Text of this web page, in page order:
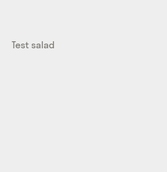
Test salad